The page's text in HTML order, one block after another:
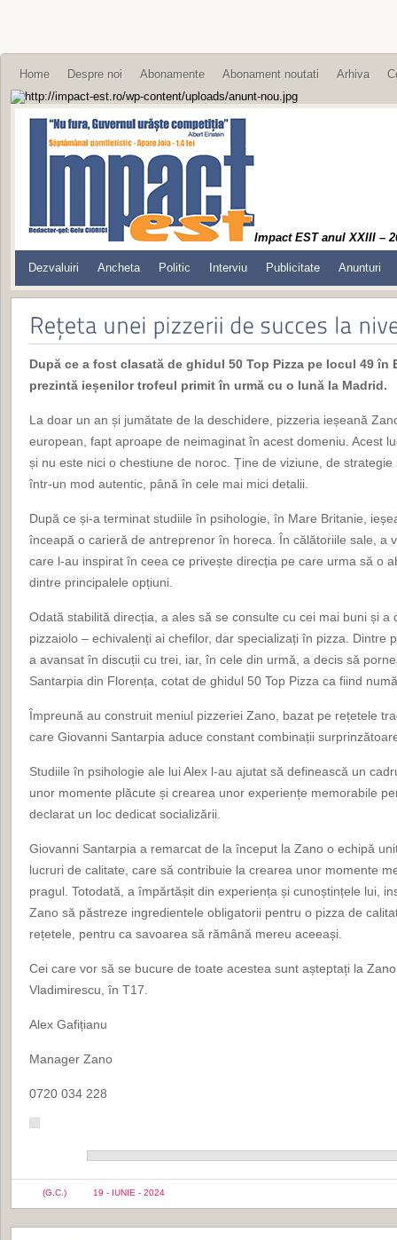
Home Despre noi Abonamente Abonament noutati Arhiva
Impact EST anul XXIII –
Dezvaluiri Ancheta Politic Interviu Publicitate Anunturi
După ce a fost clasată de ghidul 50 Top Pizza pe locul 49 în
prezintă ieșenilor trofeul primit în urmă cu o lună la Madrid.
La doar un an și jumătate de la deschidere, pizzeria ieșeană
european, fapt aproape de neimaginat în acest domeniu. Acest
și nu este nici o chestiune de noroc. Ține de viziune, de
într-un mod autentic, până în cele mai mici detalii.
După ce și-a terminat studiile în psihologie, în Mare Britanie,
înceapă o carieră de antreprenor în horeca. În călătoriile sale, a
care l-au inspirat în ceea ce privește direcția pe care urma să o
dintre principalele opțiuni.
Odată stabilită direcția, a ales să se consulte cu cei mai buni și a
pizzaiolo – echivalenți ai chefilor, dar specializați în pizza. Dintre
a avansat în discuții cu trei, iar, în cele din urmă, a decis să
Santarpia din Florența, cotat de ghidul 50 Top Pizza ca fiind
Împreună au construit meniul pizzeriei Zano, bazat pe rețetele
care Giovanni Santarpia aduce constant combinații
Studiile în psihologie ale lui Alex l-au ajutat să definească un
unor momente plăcute și crearea unor experiențe memorabile
declarat un loc dedicat socializării.
Giovanni Santarpia a remarcat de la început la Zano o echipă
lucruri de calitate, care să contribuie la crearea unor momente
pragul. Totodată, a împărtășit din experiența și cunoștințele lui,
Zano să păstreze ingredientele obligatorii pentru o pizza de
rețetele, pentru ca savoarea să rămână mereu aceeași.
Cei care vor să se bucure de toate acestea sunt așteptați la
Vladimirescu, în T17.
Alex Gafițianu
Manager Zano
0720 034 228
(G.C.) 19 - IUNIE - 2024